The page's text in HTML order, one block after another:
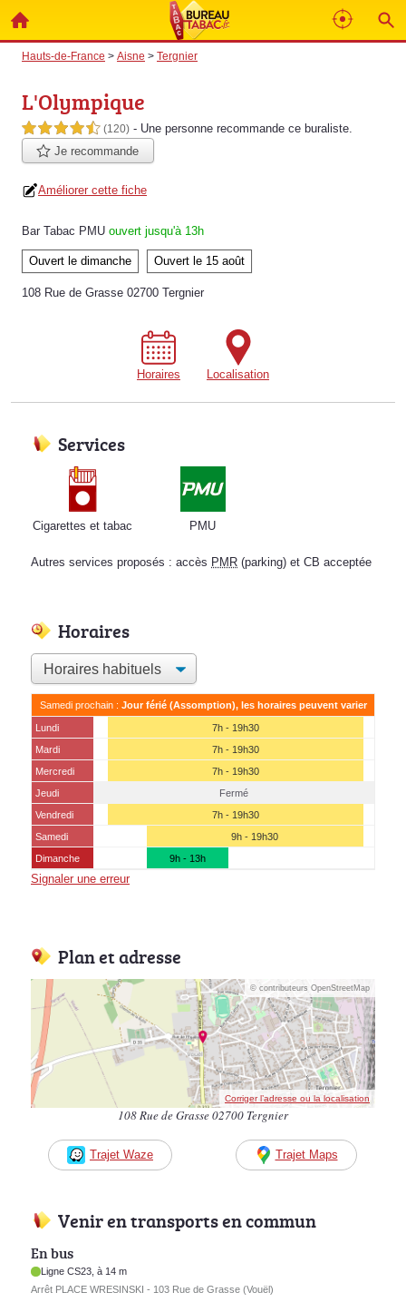
Hauts-de-France > Aisne > Tergnier
L'Olympique
4,5 étoiles sur 5 (120) - Une personne recommande ce buraliste.
Je recommande
Améliorer cette fiche
Bar Tabac PMU ouvert jusqu'à 13h
Ouvert le dimanche Ouvert le 15 août
108 Rue de Grasse 02700 Tergnier
Horaires Localisation
Services
Cigarettes et tabac PMU
Autres services proposés : accès PMR (parking) et CB acceptée
Horaires
Samedi prochain : Jour férié (Assomption), les horaires peuvent varier
Lundi
7h - 19h30
Mardi
7h - 19h30
Mercredi
7h - 19h30
Jeudi
Fermé
Vendredi
7h - 19h30
Samedi
9h - 19h30
Dimanche
9h - 13h
Signaler une erreur
Plan et adresse
© contributeurs OpenStreetMap
Corriger l’adresse ou la localisation
108 Rue de Grasse 02700 Tergnier
Trajet Waze Trajet Maps
Venir en transports en commun
En bus
Ligne CS23, à 14 m
Arrêt PLACE WRESINSKI - 103 Rue de Grasse (Vouël)